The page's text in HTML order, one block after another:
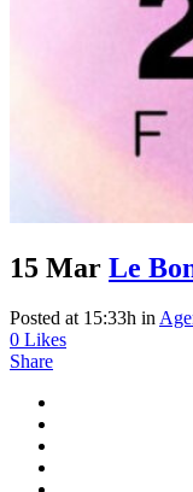
15 Mar Le
Posted at 15:33h in
0 Likes
Share